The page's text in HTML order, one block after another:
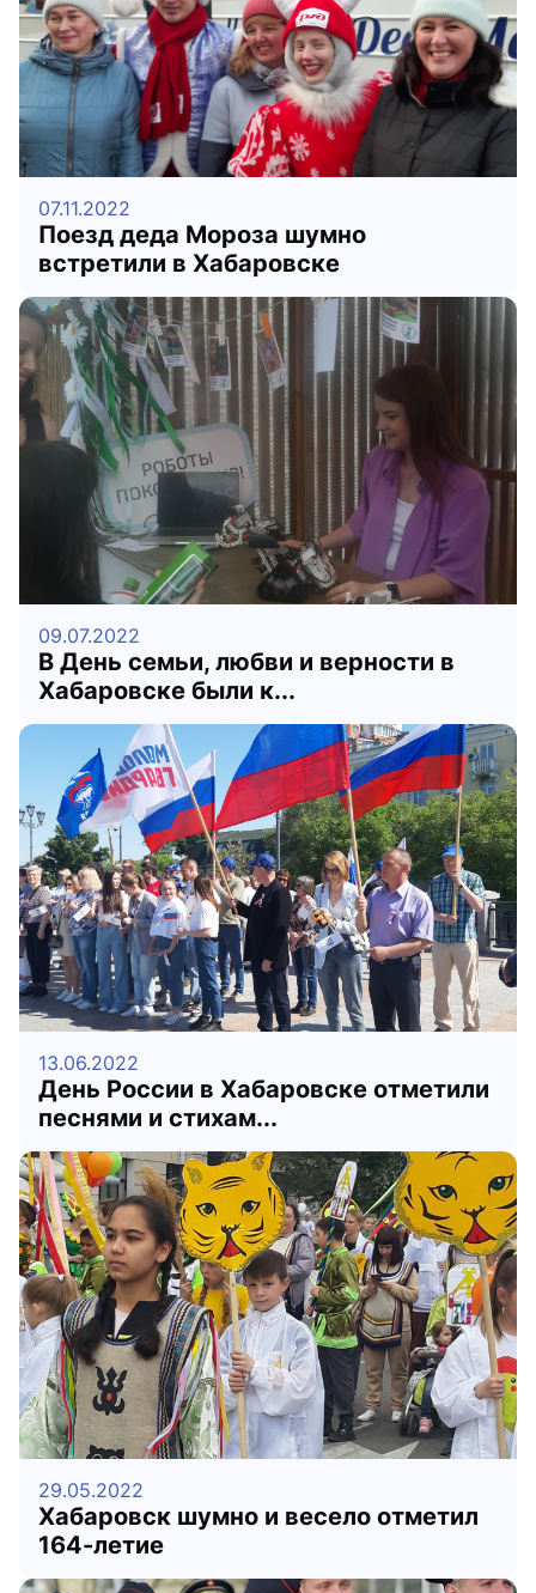
07.11.2022
Поезд деда Мороза шумно
встретили в Хабаровске
09.07.2022
В День семьи, любви и верности в
Хабаровске были к...
13.06.2022
День России в Хабаровске отметили
песнями и стихам...
29.05.2022
Хабаровск шумно и весело отметил
164-летие